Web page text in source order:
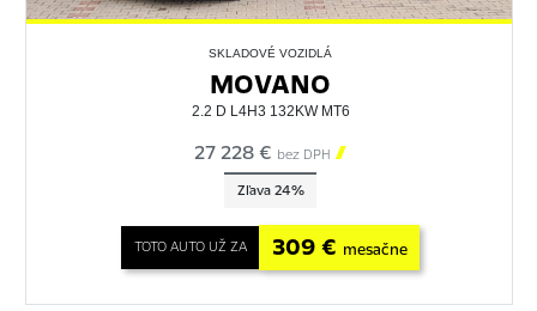
SKLADOVÉ VOZIDLÁ
MOVANO
2.2 D L4H3 132KW MT6
27 228 € bez DPH 
Zľava 24%
TOTO AUTO UŽ ZA 309 € mesačne